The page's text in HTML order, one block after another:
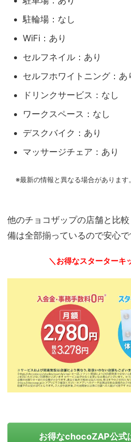
駐輪場：なし
WiFi：あり
セルフネイル：あり
セルフホワイトニング：あ
ドリンクサービス：なし
ワークスペース：なし
デスクバイク：あり
マッサージチェア：あり
※最新の情報と異なる場合があります
他のチョコザップの店舗と比
備は全部揃っているので安心
＼お得なスターターキ
お得なchocoZAP公式